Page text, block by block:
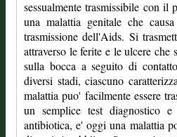
sessualmente trasmissibile con
una malattia genitale che
trasmissione dell'Aids. Si
attraverso le ferite e le ulcere
sulla bocca a seguito di
diversi stadi, ciascuno
malattia puo' facilmente essere
un semplice test diagnostico
antibiotica, e' oggi una malattia